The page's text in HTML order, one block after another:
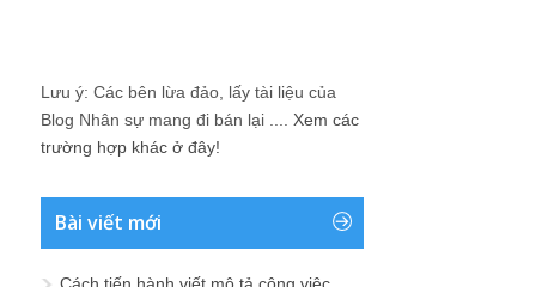
Lưu ý: Các bên lừa đảo, lấy tài liệu của
Blog Nhân sự mang đi bán lại .... Xem các
trường hợp khác ở đây!
Bài viết mới